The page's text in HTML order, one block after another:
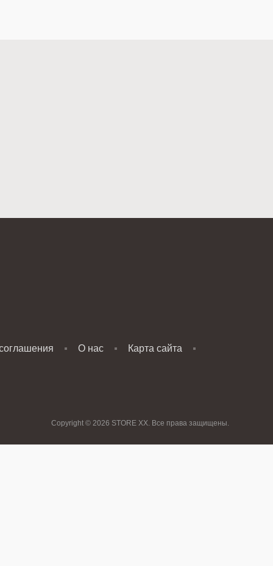
О нас Карта сайта
Copyright © 2026 STORE XX. Все права защищены.